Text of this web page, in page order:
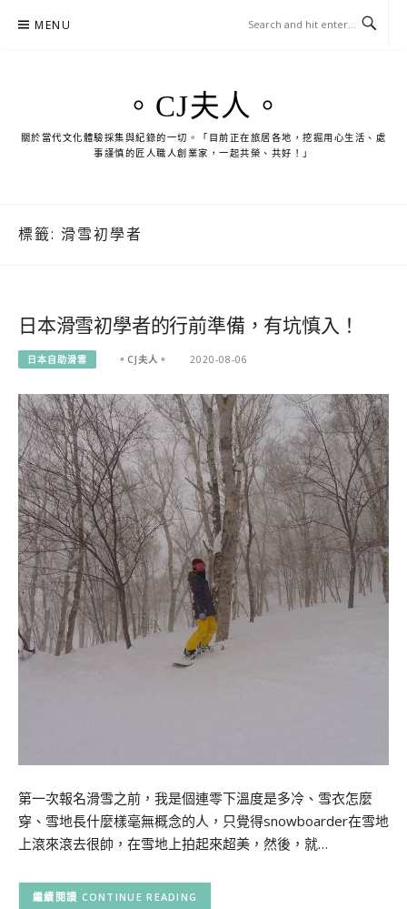
MENU
。CJ夫人。
關於當代文化體驗採集與紀錄的一切。「目前正在旅居各地，挖掘用心生活、處
事謹慎的匠人職人創業家，一起共榮、共好！」
標籤: 滑雪初學者
日本滑雪初學者的行前準備，有坑慎入！
日本自助滑雪 。CJ夫人。 2020-08-06
第一次報名滑雪之前，我是個連零下溫度是多冷、雪衣怎麼
穿、雪地長什麼樣毫無概念的人，只覺得snowboarder在雪地
上滾來滾去很帥，在雪地上拍起來超美，然後，就…
CONTINUE READING